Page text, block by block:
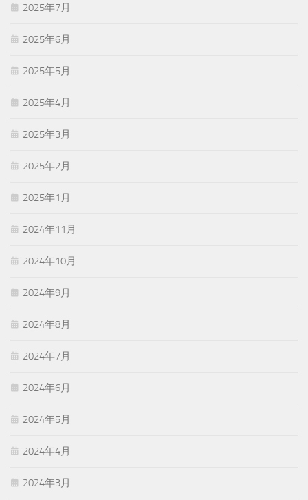
2025年7月
2025年6月
2025年5月
2025年4月
2025年3月
2025年2月
2025年1月
2024年11月
2024年10月
2024年9月
2024年8月
2024年7月
2024年6月
2024年5月
2024年4月
2024年3月